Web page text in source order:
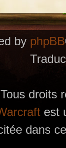
by phpBB
droits
est
dans